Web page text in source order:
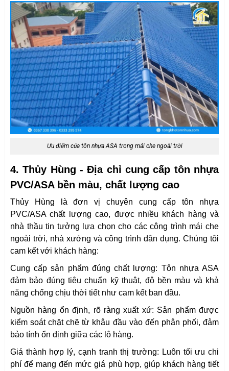
Ưu điểm của tôn nhựa ASA trong mái che ngoài trời
4. Thủy Hùng - Địa chỉ cung cấp tôn nhựa
PVC/ASA bền màu, chất lượng cao
Thủy Hùng là đơn vị chuyên cung cấp tôn nhựa
PVC/ASA chất lượng cao, được nhiều khách hàng và
nhà thầu tin tưởng lựa chọn cho các công trình mái che
ngoài trời, nhà xưởng và công trình dân dụng. Chúng tôi
cam kết với khách hàng:
Cung cấp sản phẩm đúng chất lượng: Tôn nhựa ASA
đảm bảo đúng tiêu chuẩn kỹ thuật, độ bền màu và khả
năng chống chịu thời tiết như cam kết ban đầu.
Nguồn hàng ổn định, rõ ràng xuất xứ: Sản phẩm được
kiểm soát chặt chẽ từ khâu đầu vào đến phân phối, đảm
bảo tính ổn định giữa các lô hàng.
Giá thành hợp lý, cạnh tranh thị trường: Luôn tối ưu chi
phí để mang đến mức giá phù hợp, giúp khách hàng tiết